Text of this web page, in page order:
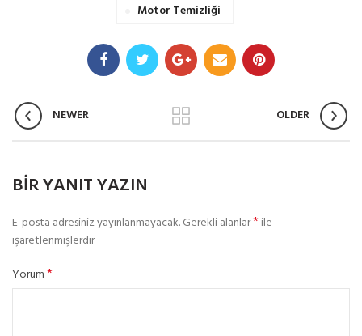
Motor Temizliği
NEWER OLDER
BIR YANIT YAZIN
E-posta adresiniz yayınlanmayacak.Gerekli alanlar*ile
işaretlenmişlerdir
Yorum*